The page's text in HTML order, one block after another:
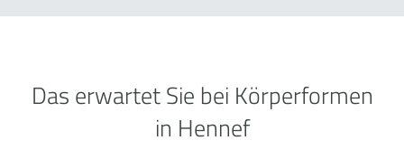
Das erwartet Sie bei Körperformen
in Hennef